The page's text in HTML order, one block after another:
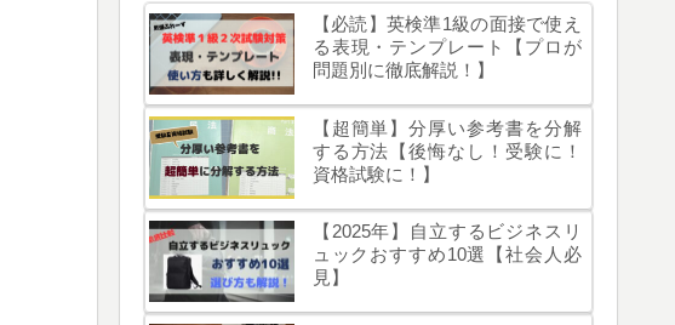
【必読】英検準1級の面接で使え
る表現・テンプレート【プロが
問題別に徹底解説！】
【超簡単】分厚い参考書を分解
する方法【後悔なし！受験に！
資格試験に！】
【2025年】自立するビジネスリ
ュックおすすめ10選【社会人必
見】